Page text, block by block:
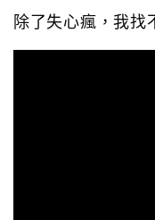
除了失心瘋，我找